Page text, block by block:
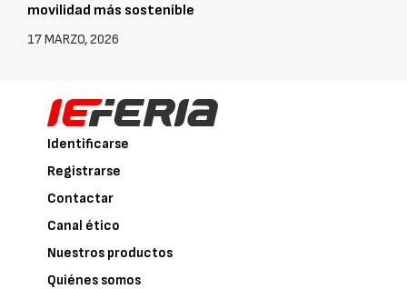
movilidad más sostenible
17 MARZO, 2026
Identificarse
Registrarse
Contactar
Canal ético
Nuestros productos
Quiénes somos